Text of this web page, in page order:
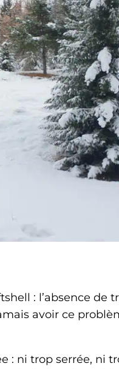
: l’absence de
avoir ce
: ni trop serrée, ni